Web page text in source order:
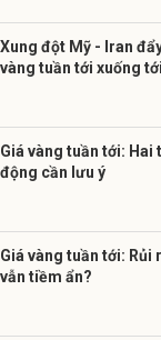
Xung đột Mỹ - Iran
vàng tuần tới xuống
Giá vàng tuần tới: Hai
động cần lưu ý
Giá vàng tuần tới: Rủi
vẫn tiềm ẩn?